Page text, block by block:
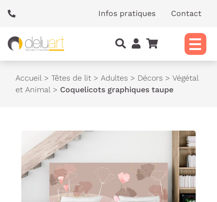
Infos pratiques Contact
Accueil > Têtes de lit > Adultes > Décors > Végétal
et Animal > Coquelicots graphiques taupe